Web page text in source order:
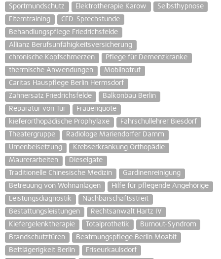
Sportmundschutz
Elektrotherapie Karow
Selbsthypnose
Elterntraining
CED-Sprechstunde
Behandlungspflege Friedrichsfelde
Allianz Berufsunfähigkeitsversicherung
chronische Kopfschmerzen
Pflege für Demenzkranke
thermische Anwendungen
Mobilnotruf
Caritas Hauspflege Berlin Hermsdorf
Zahnersatz Friedrichsfelde
Balkonbau Berlin
Reparatur von Tür
Frauenquote
kieferorthopädische Prophylaxe
Fahrschullehrer Biesdorf
Theatergruppe
Radiologe Mariendorfer Damm
Urnenbeisetzung
Krebserkrankung Orthopädie
Maurerarbeiten
Dieselgate
Traditionelle Chinesische Medizin
Gardinenreinigung
Betreuung von Wohnanlagen
Hilfe für pflegende Angehörige
Leistungsdiagnostik
Nachbarschaftsstreit
Bestattungsleistungen
Rechtsanwalt Hartz IV
Kiefergelenktherapie
Totalprothetik
Burnout-Syndrom
Brandschutztüren
Beatmungspflege Berlin Moabit
Bettlägerigkeit Berlin
Friseurkaulsdorf